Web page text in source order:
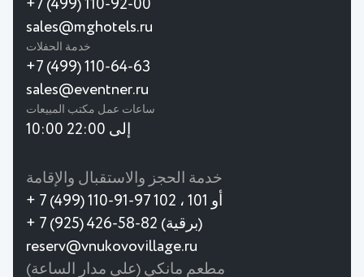
+7 (499) 110-92-00
sales@mghotels.ru
خدمة الحفلات
+7 (499) 110-64-63
sales@eventner.ru
ساعات عمل مكتب المبيعات
10:00 إلى 22:00
خدمة الحجز والاستقبال والإقامة
+ 7 (499) 110-91-97 أو 101 ، 102
+ 7 (925) 426-58-82 (برقية)
reserv@vnukovovillage.ru
مطعم مانكي (على مدار الساعة)